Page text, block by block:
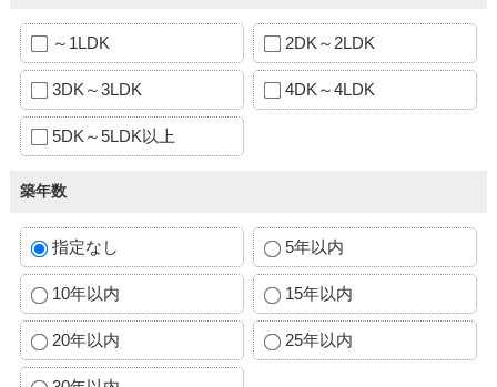
～1LDK 2DK～2LDK
3DK～3LDK 4DK～4LDK
5DK～5LDK以上
築年数
指定なし 5年以内
10年以内 15年以内
20年以内 25年以内